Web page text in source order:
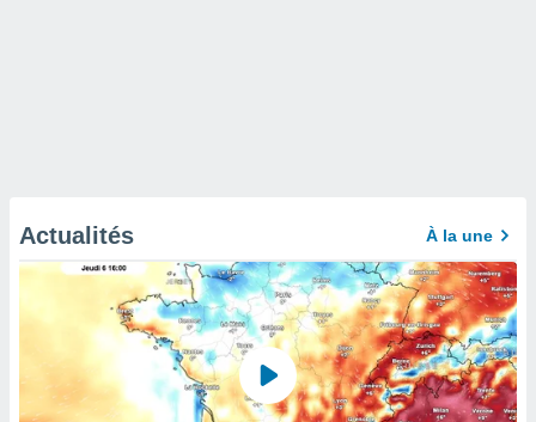
Actualités À la une